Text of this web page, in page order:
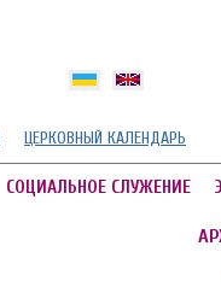
ЦЕРКОВНЫЙ КАЛЕНДАРЬ
СОЦИАЛЬНОЕ СЛУЖЕНИЕ